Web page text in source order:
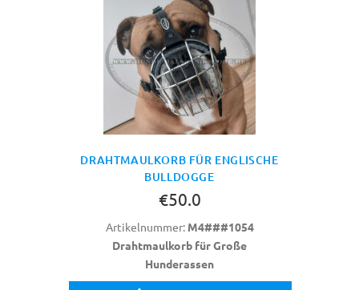
DRAHTMAULKORB FÜR ENGLISCHE
BULLDOGGE
€50.0
Artikelnummer: M4###1054
Drahtmaulkorb für Große
Hunderassen